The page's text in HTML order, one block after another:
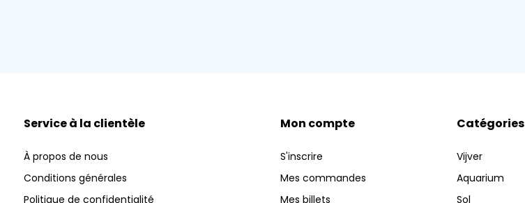
Service à la clientèle
À propos de nous
Conditions générales
Politique de confidentialité
Mon compte
S'inscrire
Mes commandes
Mes billets
Catégories
Vijver
Aquarium
Sol